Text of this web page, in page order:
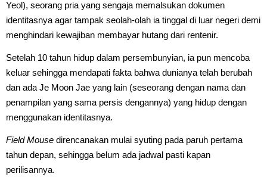
Yeol), seorang pria yang sengaja memalsukan dokumen
identitasnya agar tampak seolah-olah ia tinggal di luar negeri demi
menghindari kewajiban membayar hutang dari rentenir.
Setelah 10 tahun hidup dalam persembunyian, ia pun mencoba
keluar sehingga mendapati fakta bahwa dunianya telah berubah
dan ada Je Moon Jae yang lain (seseorang dengan nama dan
penampilan yang sama persis dengannya) yang hidup dengan
menggunakan identitasnya.
Field Mouse direncanakan mulai syuting pada paruh pertama
tahun depan, sehingga belum ada jadwal pasti kapan
perilisannya.